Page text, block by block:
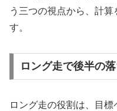
う三つの視点から、計
す。
ロング走で後半の
ロング走の役割は、目